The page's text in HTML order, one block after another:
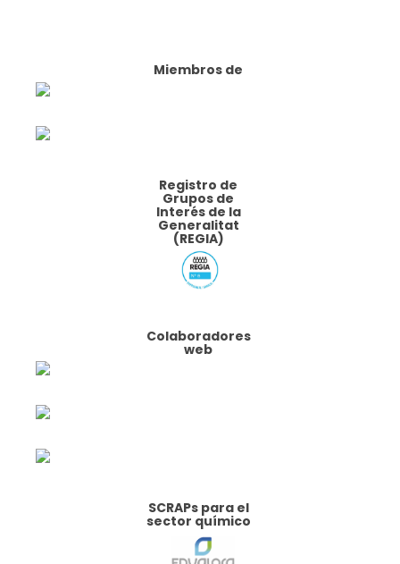
Miembros de
Registro de
Grupos de
Interés de la
Generalitat
(REGIA)
Colaboradores
web
SCRAPs para el
sector químico